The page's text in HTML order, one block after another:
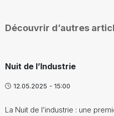
Découvrir d’autres
Nuit de l’Industrie
12.05.2025 - 15:00
La Nuit de l’industrie : une